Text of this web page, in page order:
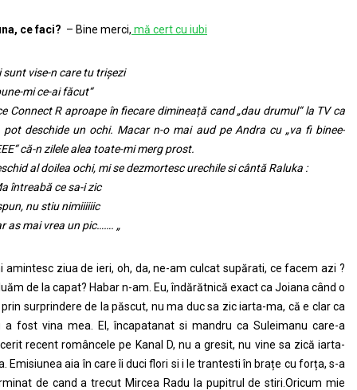
ce faci? – Bine merci, mă cert cu iubi
sunt vise-n care tu trișezi
mi ce-ai făcut“
Connect R aproape în fiecare dimineață cand „dau drumul“ la TV ca
pot deschide un ochi. Macar n-o mai aud pe Andra cu „va fi binee-
că-n zilele alea toate-mi merg prost.
al doilea ochi, mi se dezmortesc urechile si cântă Raluka :
întreabă ce sa-i zic
nu stiu nimiiiiiic
as mai vrea un pic……. „
amintesc ziua de ieri, oh, da, ne-am culcat supărati, ce facem azi ?
de la capat? Habar n-am. Eu, îndărătnică exact ca Joiana când o
prin surprindere de la păscut, nu ma duc sa zic iarta-ma, că e clar ca
a fost vina mea. El, încapatanat si mandru ca Suleimanu care-a
recent româncele pe Kanal D, nu a gresit, nu vine sa zică iarta-
Emisiunea aia în care îi duci flori si i le trantesti în brațe cu forța, s-a
de cand a trecut Mircea Radu la pupitrul de stiri.Oricum mie